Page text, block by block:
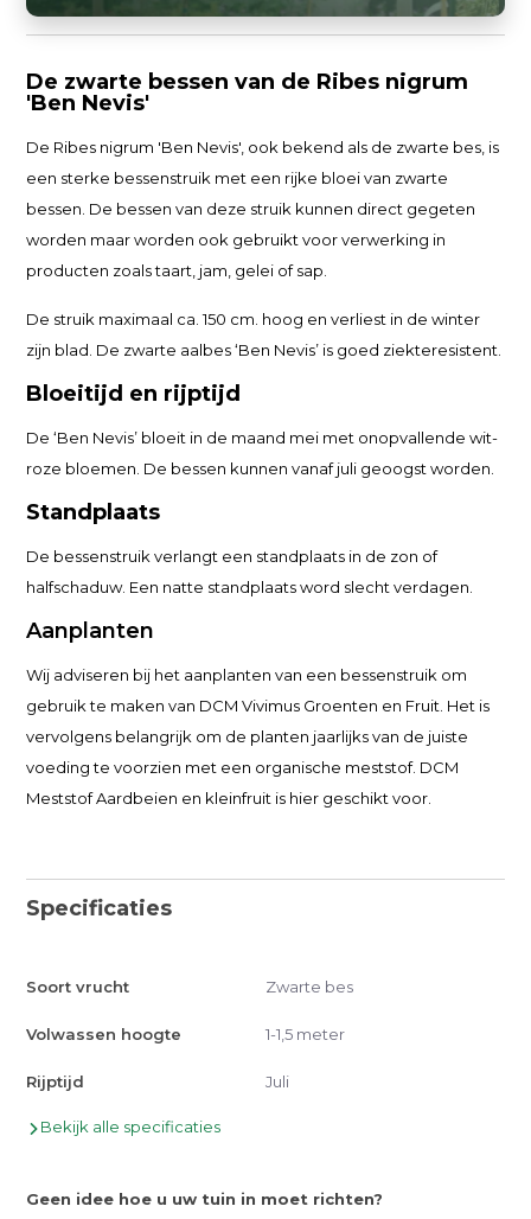
De zwarte bessen van de Ribes nigrum
'Ben Nevis'
De Ribes nigrum 'Ben Nevis', ook bekend als de zwarte bes, is
een sterke bessenstruik met een rijke bloei van zwarte
bessen. De bessen van deze struik kunnen direct gegeten
worden maar worden ook gebruikt voor verwerking in
producten zoals taart, jam, gelei of sap.
De struik maximaal ca. 150 cm. hoog en verliest in de winter
zijn blad. De zwarte aalbes ‘Ben Nevis’ is goed ziekteresistent.
Bloeitijd en rijptijd
De ‘Ben Nevis’ bloeit in de maand mei met onopvallende wit-
roze bloemen. De bessen kunnen vanaf juli geoogst worden.
Standplaats
De bessenstruik verlangt een standplaats in de zon of
halfschaduw. Een natte standplaats word slecht verdagen.
Aanplanten
Wij adviseren bij het aanplanten van een bessenstruik om
gebruik te maken van DCM Vivimus Groenten en Fruit. Het is
vervolgens belangrijk om de planten jaarlijks van de juiste
voeding te voorzien met een organische meststof. DCM
Meststof Aardbeien en kleinfruit is hier geschikt voor.
Specificaties
Soort vrucht Zwarte bes
Volwassen hoogte 1-1,5 meter
Rijptijd Juli
Bekijk alle specificaties
Geen idee hoe u uw tuin in moet richten?